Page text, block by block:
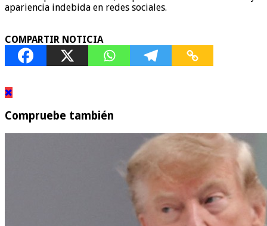
apariencia indebida en redes sociales.
COMPARTIR NOTICIA
Compruebe también